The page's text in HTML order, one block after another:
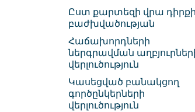
Ըստ քարտեզի վրա դիրքի
բաժխվածության
Հաճախորդների
ներգրավման
վերլուծություն
Կասեցված բանակցող
գործընկերների
վերլուծություն